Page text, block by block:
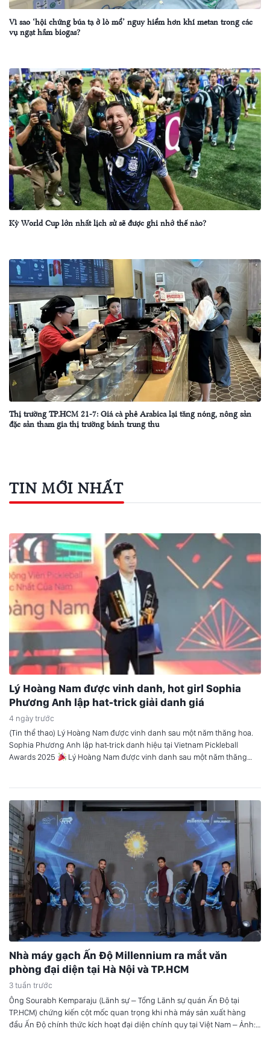
Vì sao ‘hội chứng búa tạ ở lò mổ’ nguy hiểm hơn khí metan trong các
vụ ngạt hầm biogas?
Kỳ World Cup lớn nhất lịch sử sẽ được ghi nhớ thế nào?
Thị trường TP.HCM 21-7: Giá cà phê Arabica lại tăng nóng, nông sản
đặc sản tham gia thị trường bánh trung thu
TIN MỚI NHẤT
Lý Hoàng Nam được vinh danh, hot girl Sophia
Phương Anh lập hat-trick giải danh giá
4 ngày trước
(Tin thể thao) Lý Hoàng Nam được vinh danh sau một năm thăng hoa.
Sophia Phương Anh lập hat-trick danh hiệu tại Vietnam Pickleball
Awards 2025
Lý Hoàng Nam được vinh danh sau một năm thăng
Nhà máy gạch Ấn Độ Millennium ra mắt văn
phòng đại diện tại Hà Nội và TP.HCM
3 tuần trước
Ông Sourabh Kemparaju (Lãnh sự – Tổng Lãnh sự quán Ấn Độ tại
TP.HCM) chứng kiến cột mốc quan trọng khi nhà máy sản xuất hàng
đầu Ấn Độ chính thức kích hoạt đại diện chính quy tại Việt Nam – Ảnh: